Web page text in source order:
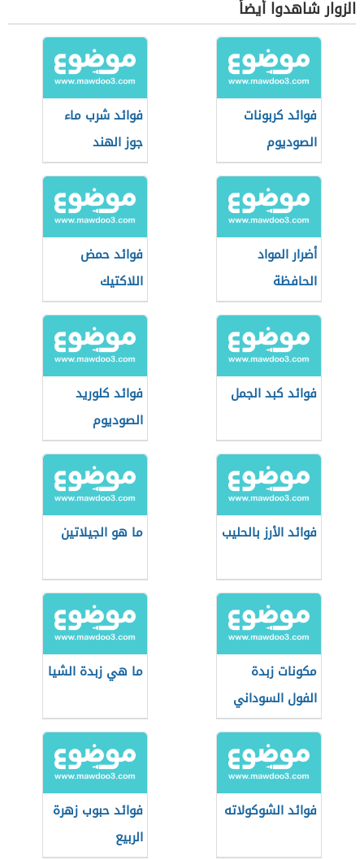
الزوار شاهدوا أيضاً
فوائد كربونات
الصوديوم
فوائد شرب ماء
جوز الهند
أضرار المواد
الحافظة
فوائد حمض
اللاكتيك
فوائد كبد الجمل
فوائد كلوريد
الصوديوم
فوائد الأرز بالحليب ما هو الجيلاتين
مكونات زبدة
الفول السوداني
ما هي زبدة الشيا
فوائد الشوكولاته
فوائد حبوب زهرة
الربيع